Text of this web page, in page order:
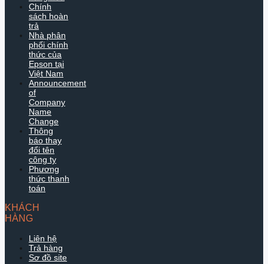
Chính
sách hoàn
trả
Nhà phân
phối chính
thức của
Epson tại
Việt Nam
Announcement
of
Company
Name
Change
Thông
báo thay
đổi tên
công ty
Phương
thức thanh
toán
KHÁCH
HÀNG
Liên hệ
Trả hàng
Sơ đồ site